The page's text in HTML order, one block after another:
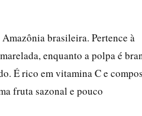
brasileira. Pertence à
enquanto a polpa é
É rico em vitamina C e
fruta sazonal e pouco